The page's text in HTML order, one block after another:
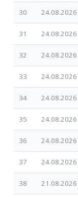
30 24.08.2026
31 24.08.2026
32 24.08.2026
33 24.08.2026
34 24.08.2026
35 24.08.2026
36 24.08.2026
37 24.08.2026
38 21.08.2026